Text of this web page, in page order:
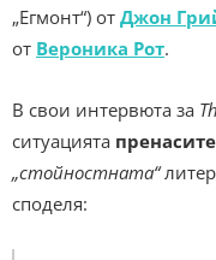
„Егмонт“) от Джон
от Вероника Рот.
В свои интервюта за
ситуацията
„стойностната“
споделя: